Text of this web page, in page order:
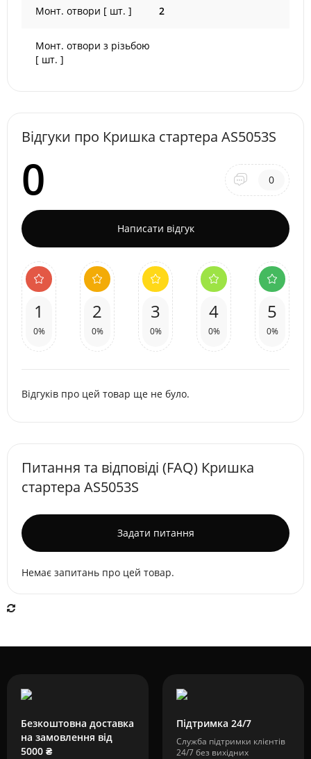
Монт. отвори [ шт. ] 2
Монт. отвори з різьбою
[ шт. ]
Відгуки про Кришка стартера AS5053S
0 0
Написати відгук
1
0%
2
0%
3
0%
4
0%
5
0%
Відгуків про цей товар ще не було.
Питання та відповіді (FAQ) Кришка
стартера AS5053S
Задати питання
Немає запитань про цей товар.
Безкоштовна доставка
на замовлення від
5000 ₴
Підтримка 24/7
Служба підтримки клієнтів
24/7 без вихідних